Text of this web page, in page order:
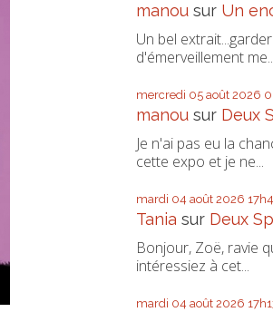
manousur Un
Un bel
d'émerveillement
mercredi 05 août 2026
manousur Deux
Je n'ai pas eu la
cette expo et je ne...
mardi 04 août 2026
Tania sur Deux
Bonjour, Zoë, ravie
intéressiez à cet...
mardi 04 août 2026